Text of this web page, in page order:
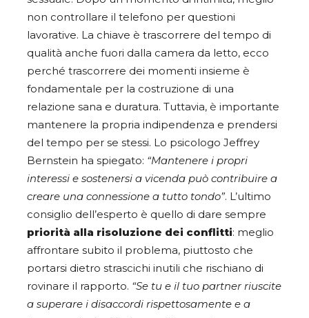
non controllare il telefono per questioni
lavorative. La chiave è trascorrere del tempo di
qualità anche fuori dalla camera da letto, ecco
perché trascorrere dei momenti insieme è
fondamentale per la costruzione di una
relazione sana e duratura. Tuttavia, è importante
mantenere la propria indipendenza e prendersi
del tempo per se stessi. Lo psicologo Jeffrey
Bernstein ha spiegato: “Mantenere i propri
interessi e sostenersi a vicenda può contribuire a
creare una connessione a tutto tondo”. L’ultimo
consiglio dell’esperto è quello di dare sempre
priorità alla risoluzione dei conflitti: meglio
affrontare subito il problema, piuttosto che
portarsi dietro strascichi inutili che rischiano di
rovinare il rapporto. “Se tu e il tuo partner riuscite
a superare i disaccordi rispettosamente e a